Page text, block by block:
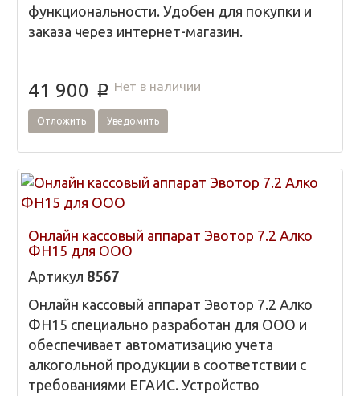
функциональности. Удобен для покупки и
заказа через интернет-магазин.
41 900 p Нет в наличии
Отложить Уведомить
Онлайн кассовый аппарат Эвотор 7.2 Алко
ФН15 для ООО
Артикул 8567
Онлайн кассовый аппарат Эвотор 7.2 Алко
ФН15 специально разработан для ООО и
обеспечивает автоматизацию учета
алкогольной продукции в соответствии с
требованиями ЕГАИС. Устройство